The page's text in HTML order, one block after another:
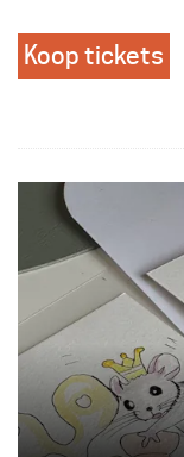
Koop tickets